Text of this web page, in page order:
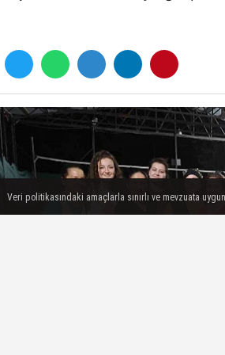
Veri politikasındaki amaçlarla sınırlı ve mevzuata